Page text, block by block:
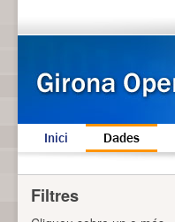
Inici Dades
Filtres